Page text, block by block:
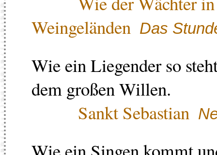
Weingeländen Das
Wie ein Liegender so
dem großen Willen.
Sankt Sebastian